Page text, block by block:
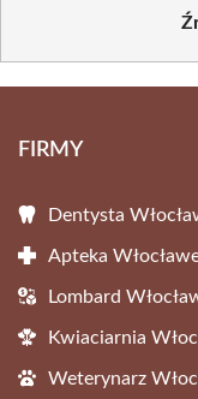
FIRMY
Dentysta
Apteka
Lombard
Kwiaciarnia
Weterynarz